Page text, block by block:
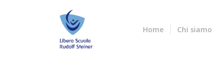
Home Chi siamo